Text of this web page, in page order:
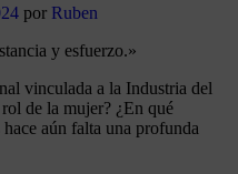
por Ruben
y esfuerzo.»
vinculada a la Industria del
de la mujer? ¿En qué
aún falta una profunda